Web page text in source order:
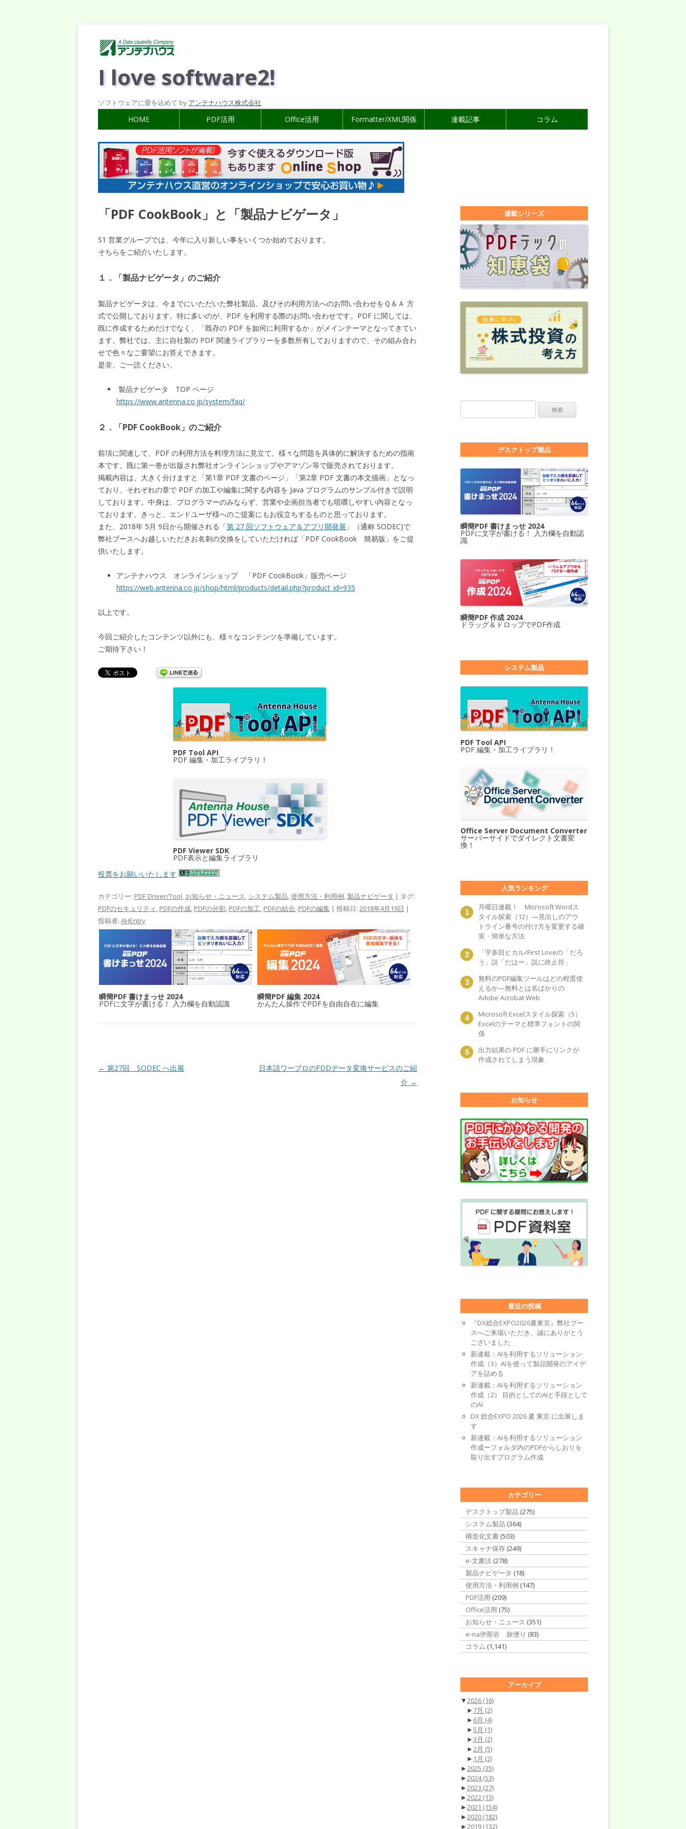
I love software2!
ソフトウェアに愛を込めて by アンテナハウス株式会社
HOME PDF活用 Office活用 Formatter/XML関係 連載記事 コラム
「PDF CookBook」と「製品ナビゲータ」
S1 営業グループでは、今年に入り新しい事をいくつか始めております。
そちらをご紹介いたします。
１．「製品ナビゲータ」のご紹介
製品ナビゲータは、今までにいただいた弊社製品、及びその利用方法へのお問い合わせをＱ＆Ａ 方
式で公開しております。特に多いのが、PDF を利用する際のお問い合わせです。PDF に関しては、
既に作成するためだけでなく、「既存の PDF を如何に利用するか」がメインテーマとなってきてい
ます。弊社では、主に自社製の PDF 関連ライブラリーを多数所有しておりますので、その組み合わ
せで色々なご要望にお答えできます。
是非、ご一読ください。
製品ナビゲータ TOP ページ
https://www.antenna.co.jp/system/faq/
２．「PDF CookBook」のご紹介
前項に関連して、PDF の利用方法を料理方法に見立て、様々な問題を具体的に解決するための指南
本です。既に第一巻が出版され弊社オンラインショップやアマゾン等で販売されております。
掲載内容は、大きく分けますと「第1章 PDF 文書のページ」「第2章 PDF 文書の本文描画」となっ
ており、それぞれの章で PDF の加工や編集に関する内容を Java プログラムのサンプル付きで説明
しております。中身は、プログラマーのみならず、営業や企画担当者でも咀嚼しやすい内容となっ
ております。きっと、エンドユーザ様へのご提案にもお役立ちするものと思っております。
また、2018年 5月 9日から開催される「第 27 回ソフトウェア＆アプリ開発展 」（通称 SODEC)で
弊社ブースへお越しいただきお名刺の交換をしていただければ「PDF CookBook 簡易版」をご提
供いたします。
アンテナハウス オンラインショップ 「PDF CookBook」販売ページ
https://web.antenna.co.jp/shop/html/products/detail.php?product_id=935
以上です。
今回ご紹介したコンテンツ以外にも、様々なコンテンツを準備しています。
ご期待下さい！
PDF Tool API
PDF 編集・加工ライブラリ！
PDF Viewer SDK
PDF表示と編集ライブラリ
投票をお願いいたします
カテゴリー: PDF Driver/Tool, お知らせ・ニュース, システム製品,使用方法・利用例,製品ナビゲータ | タグ:
PDFのセキュリティ, PDFの作成, PDFの分割, PDFの加工, PDFの結合, PDFの編集 | 投稿日: 2018年4月19日 |
投稿者: AHEntry
瞬簡PDF 書けまっせ 2024
PDFに文字が書ける！ 入力欄を自動認識
瞬簡PDF 編集 2024
かんたん操作でPDFを自由自在に編集
投稿ナビゲーション
← 第27回 SODEC へ出展
日本語ワープロのFDDデータ変換サービスのご紹
介 →
連載シリーズ
デスクトップ製品
瞬簡PDF 書けまっせ 2024
PDFに文字が書ける！ 入力欄を自動認
識
瞬簡PDF 作成 2024
ドラッグ＆ドロップでPDF作成
システム製品
PDF Tool API
PDF 編集・加工ライブラリ！
Office Server Document Converter
サーバーサイドでダイレクト文書変
換！
人気ランキング
月曜日連載！ Microsoft Wordス
タイル探索（12）―見出しのアウ
トライン番号の付け方を変更する確
実・簡単な方法
「宇多田ヒカル/First Loveの「だろ
う」説「だはー」説に終止符」
無料のPDF編集ツールはどの程度使
えるか―無料とは名ばかりの
Adobe Acrobat Web
Microsoft Excelスタイル探索（5）
Excelのテーマと標準フォントの関
係
出力結果の PDF に勝手にリンクが
作成されてしまう現象
お知らせ
最近の投稿
『DX総合EXPO2026夏東京』弊社ブー
スへご来場いただき、誠にありがとう
ございました
新連載：AIを利用するソリューション
作成（3）AIを使って製品開発のアイデ
アを詰める
新連載：AIを利用するソリューション
作成（2） 目的としてのAIと手段として
のAI
DX 総合EXPO 2026 夏 東京 に出展しま
す
新連載：AIを利用するソリューション
作成ーフォルダ内のPDFからしおりを
取り出すプログラム作成
カテゴリー
デスクトップ製品 (275)
システム製品 (364)
構造化文書 (503)
スキャナ保存 (249)
e-文書法 (278)
製品ナビゲータ (18)
使用方法・利用例 (147)
PDF活用 (209)
Office活用 (75)
お知らせ・ニュース (351)
e-na伊那谷 旅便り (83)
コラム (1,141)
アーカイブ
▼2026 (16)
► 7月 (2)
► 6月 (4)
►5月 (1)
►3月 (2)
►2月 (5)
► 1月 (2)
►2025 (35)
►2024(53)
►2023 (27)
►2022 (13)
►2021 (154)
►2020 (182)
►2019 (132)